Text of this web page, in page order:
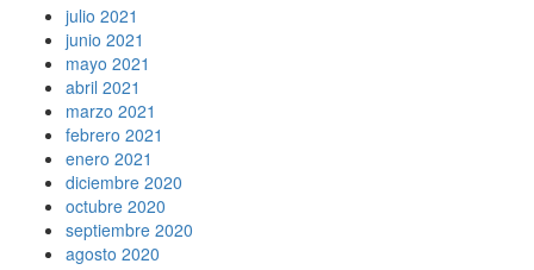
julio 2021
junio 2021
mayo 2021
abril 2021
marzo 2021
febrero 2021
enero 2021
diciembre 2020
octubre 2020
septiembre 2020
agosto 2020